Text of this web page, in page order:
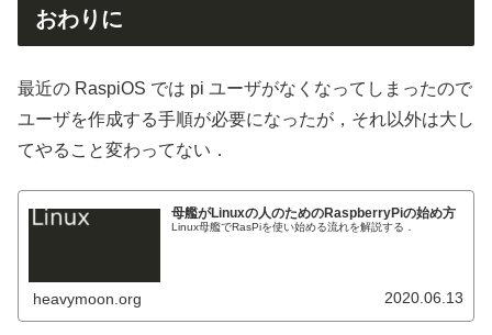
おわりに
最近の RaspiOS では pi ユーザがなくなってしまったので
ユーザを作成する手順が必要になったが，それ以外は大し
てやること変わってない．
母艦がLinuxの人のためのRaspberryPiの始め方
Linux母艦でRasPiを使い始める流れを解説する．
heavymoon.org 2020.06.13